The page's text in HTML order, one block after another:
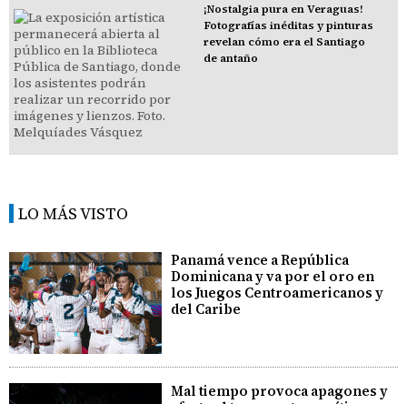
¡Nostalgia pura en Veraguas!
Fotografías inéditas y pinturas
revelan cómo era el Santiago
de antaño
LO MÁS VISTO
Panamá vence a República
Dominicana y va por el oro en
los Juegos Centroamericanos y
del Caribe
Mal tiempo provoca apagones y